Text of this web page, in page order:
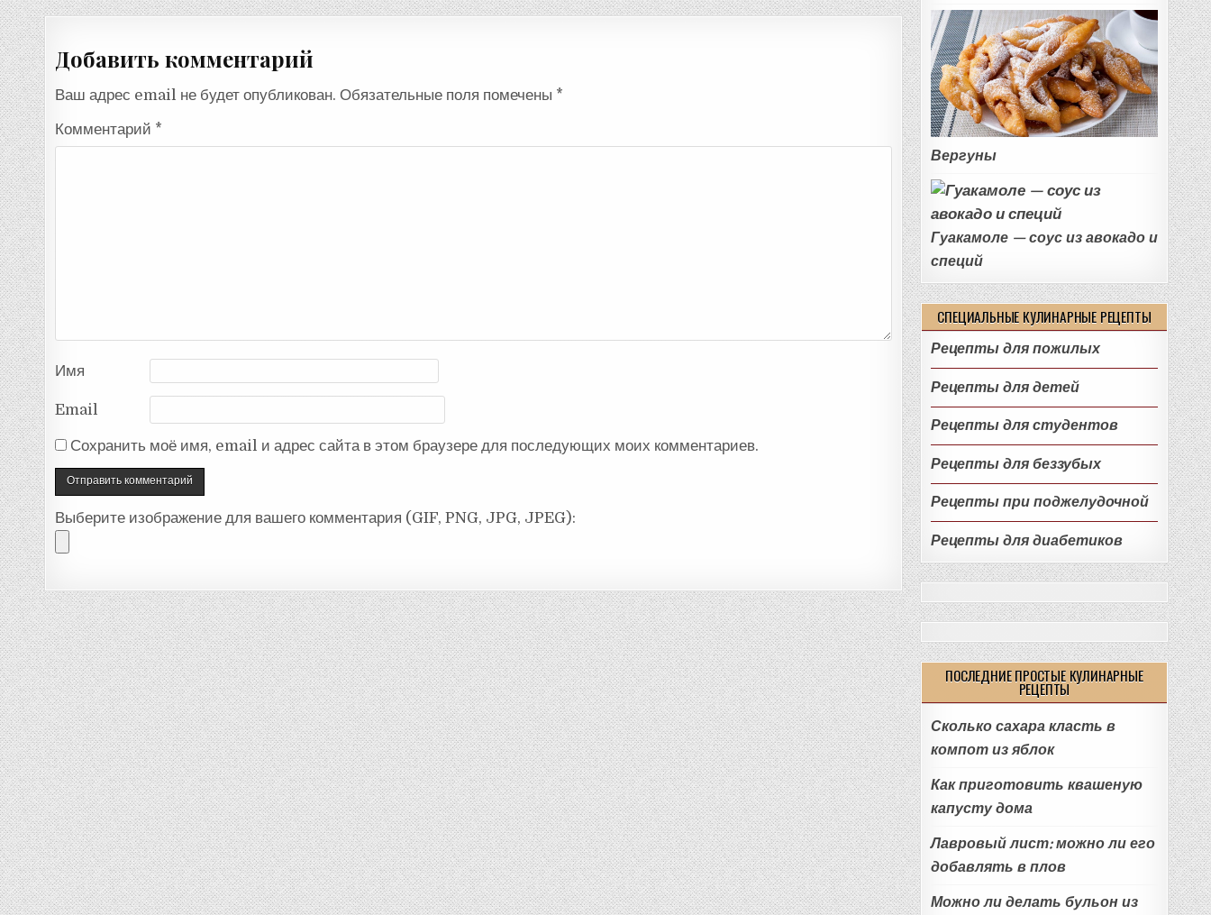
по
записям
Добавить комментарий
Ваш адрес email не будет опубликован. Обязательные поля помечены *
Комментарий *
Имя
Email
Сохранить моё имя, email и адрес сайта в этом браузере для последующих моих комментариев.
Выберите изображение для вашего комментария (GIF, PNG, JPG, JPEG):
Вергуны
Гуакамоле — соус из авокадо и
специй
СПЕЦИАЛЬНЫЕ КУЛИНАРНЫЕ РЕЦЕПТЫ
Рецепты для пожилых
Рецепты для детей
Рецепты для студентов
Рецепты для беззубых
Рецепты при поджелудочной
Рецепты для диабетиков
ПОСЛЕДНИЕ ПРОСТЫЕ КУЛИНАРНЫЕ
РЕЦЕПТЫ
Сколько сахара класть в
компот из яблок
Как приготовить квашеную
капусту дома
Лавровый лист: можно ли его
добавлять в плов
Можно ли делать бульон из